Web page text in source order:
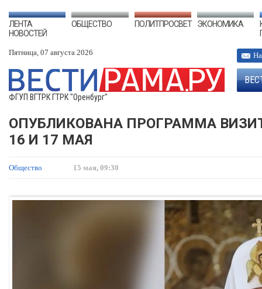
ЛЕНТА
НОВОСТЕЙ
ОБЩЕСТВО ПОЛИТПРОСВЕТ ЭКОНОМИКА
Пятница, 07 августа 2026
ФГУП ВГТРК ГТРК "Оренбург"
ОПУБЛИКОВАНА ПРОГРАММА
16 И 17 МАЯ
Общество 15 мая, 09:30